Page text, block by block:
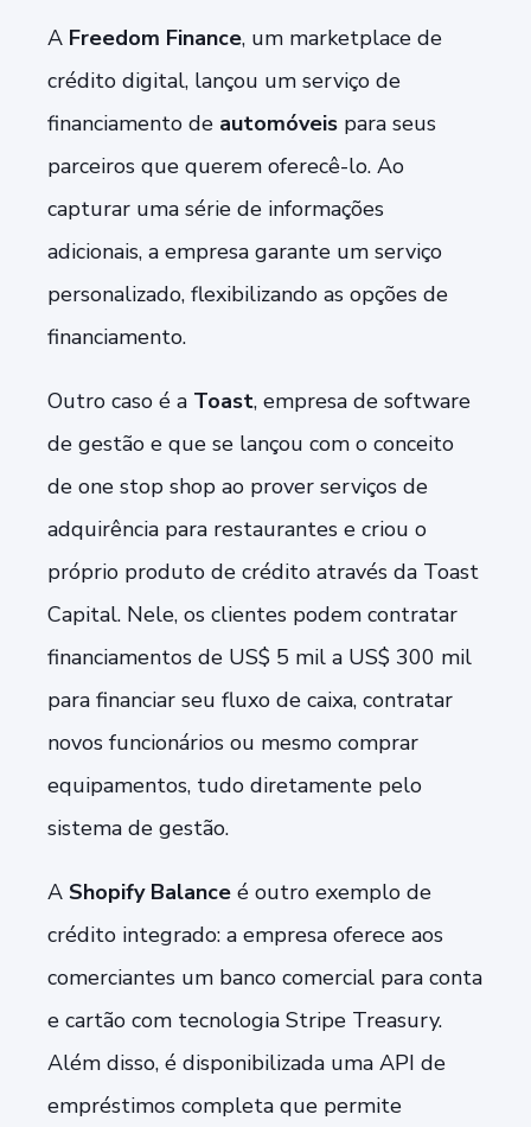
A Freedom Finance, um marketplace de
crédito digital, lançou um serviço de
financiamento de automóveis para seus
parceiros que querem oferecê-lo. Ao
capturar uma série de informações
adicionais, a empresa garante um serviço
personalizado, flexibilizando as opções de
financiamento.
Outro caso é a Toast, empresa de software
de gestão e que se lançou com o conceito
de one stop shop ao prover serviços de
adquirência para restaurantes e criou o
próprio produto de crédito através da Toast
Capital. Nele, os clientes podem contratar
financiamentos de US$ 5 mil a US$ 300 mil
para financiar seu fluxo de caixa, contratar
novos funcionários ou mesmo comprar
equipamentos, tudo diretamente pelo
sistema de gestão.
A Shopify Balance é outro exemplo de
crédito integrado: a empresa oferece aos
comerciantes um banco comercial para conta
e cartão com tecnologia Stripe Treasury.
Além disso, é disponibilizada uma API de
empréstimos completa que permite